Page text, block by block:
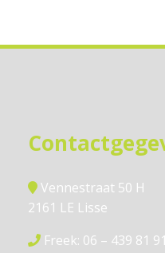
Vennestraat 50 H
2161 LE Lisse
Freek: 06 – 439 81